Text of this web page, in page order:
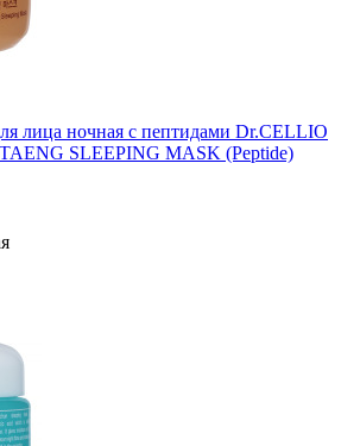
лица ночная с пептидами Dr.CELLIO
SLEEPING MASK (Peptide)